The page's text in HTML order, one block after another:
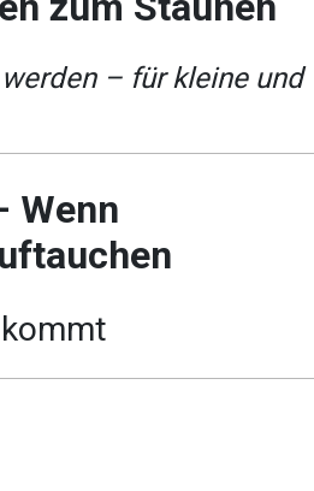
– für kleine und
Wenn